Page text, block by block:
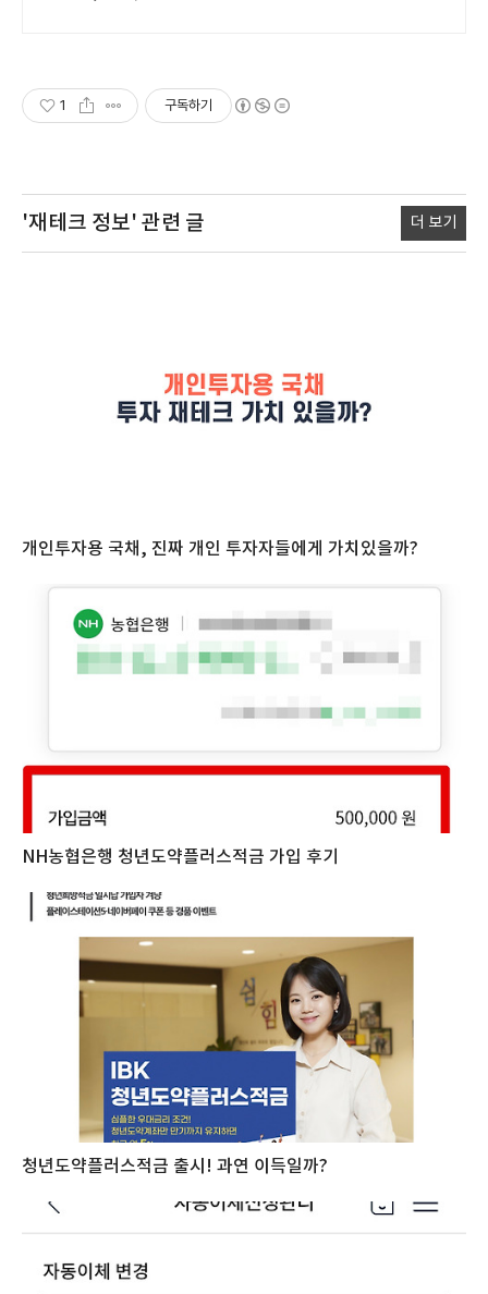
1 구독하기
'재테크 정보' 관련 글 더 보기
개인투자용 국채, 진짜 개인 투자자들에게 가치있을까?
NH농협은행 청년도약플러스적금 가입 후기
청년도약플러스적금 출시! 과연 이득일까?